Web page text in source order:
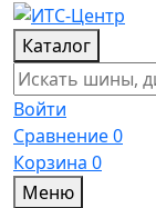
Каталог
Войти
Сравнение0
Корзина 0
Меню